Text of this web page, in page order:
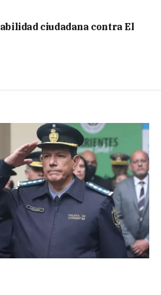
ciudadana contra El